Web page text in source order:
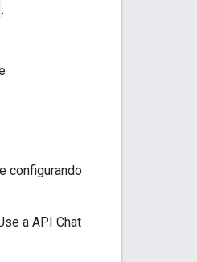
.
configurando
a API Chat